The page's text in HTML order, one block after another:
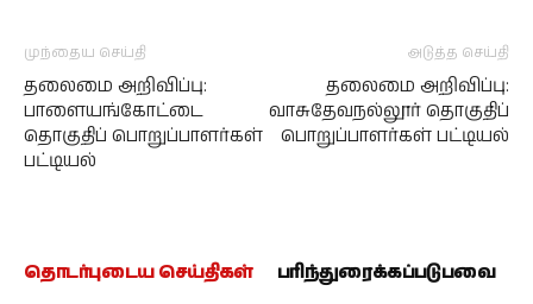
முந்தைய செய்தி
தலைமை அறிவிப்பு:
பாளையங்கோட்டை
தொகுதிப் பொறுப்பாளர்கள்
பட்டியல்
அடுத்த செய்தி
தலைமை அறிவிப்பு:
வாசுதேவநல்லூர் தொகுதிப்
பொறுப்பாளர்கள் பட்டியல்
தொடர்புடைய செய்திகள் பரிந்துரைக்கப்படுபவை